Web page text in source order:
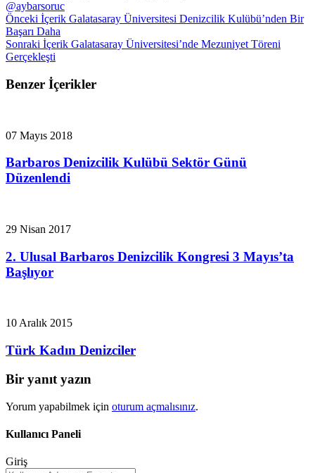
@aybarsoruc
Önceki İçerik Galatasaray Üniversitesi Denizcilik Kulübü’nden Bir
Başarı Daha
Sonraki İçerik Galatasaray Üniversitesi’nde Mezuniyet Töreni
Gerçekleşti
Benzer İçerikler
07 Mayıs 2018
Barbaros Denizcilik Kulübü Sektör Günü
Düzenlendi
29 Nisan 2017
2. Ulusal Barbaros Denizcilik Kongresi 3 Mayıs’ta
Başlıyor
10 Aralık 2015
Türk Kadın Denizciler
Bir yanıt yazın
Yorum yapabilmek için oturum açmalısınız.
Kullanıcı Paneli
Giriş